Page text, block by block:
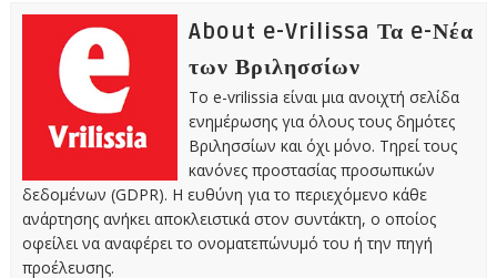
About e-Vrilissa Τα e-Νέα
των Βριλησσίων
Το e-vrilissia είναι μια ανοιχτή σελίδα
ενημέρωσης για όλους τους δημότες
Βριλησσίων και όχι μόνο. Τηρεί τους
κανόνες προστασίας προσωπικών
δεδομένων (GDPR). Η ευθύνη για το περιεχόμενο κάθε
ανάρτησης ανήκει αποκλειστικά στον συντάκτη, ο οποίος
οφείλει να αναφέρει το ονοματεπώνυμό του ή την πηγή
προέλευσης.